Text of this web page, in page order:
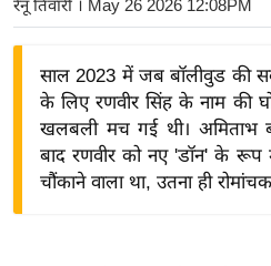
स
द्यो
रेनू तिवारी । May 26 2026 12:08PM
साल 2023 में जब बॉलीवुड की
के लिए रणवीर सिंह के नाम की
खलबली मच गई थी।
बाद रणवीर को नए 'डॉन' के
चौंकाने वाला था, उतना ही